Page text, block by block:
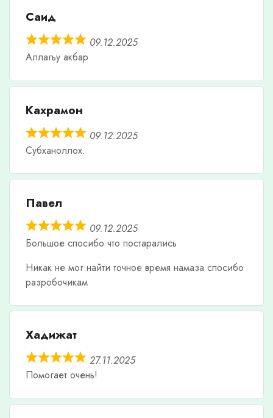
Саид
09.12.2025
Аллагьу акбар
Кахрамон
09.12.2025
Субханоллох.
Павел
09.12.2025
Большое спосибо что постарались
Никак не мог найти точное время намаза спосибо
разробочикам
Хадижат
27.11.2025
Помогает очень!